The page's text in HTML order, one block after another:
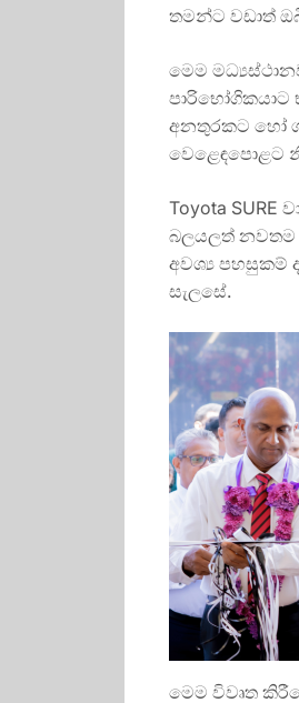
තමන්ට වඩාත්
මෙම
පාරිභෝගිකයාට
අනතුරකට හෝ
වෙළෙඳපොළට
Toyota
බලයලත් නවතම
අවශ්‍ය පහසුකම්
සැලසේ.
මෙම විවෘත